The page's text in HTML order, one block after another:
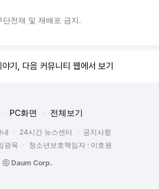
전재 및 재배포 금지.
기, 다음 커뮤니티 웹에서 보기
PC화면 전체보기
24시간 뉴스센터
공지사항
광욱
청소년보호책임자 : 이호원
ⓒ Daum Corp.